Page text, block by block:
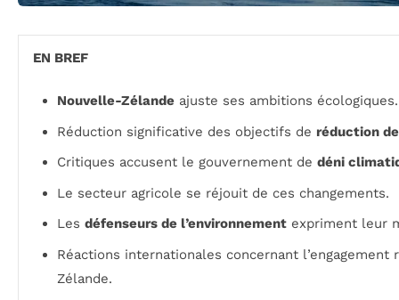
EN BREF
Nouvelle-Zélande ajuste ses ambitions écologiques.
Réduction significative des objectifs de réduction
Critiques accusent le gouvernement de déni
Le secteur agricole se réjouit de ces changements.
Les défenseurs de l’environnement expriment leur
Réactions internationales concernant
Zélande.